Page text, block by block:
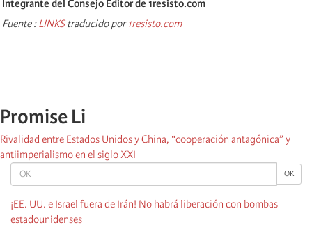
OK OK
¡EE. UU. e Israel fuera de Irán! No habrá liberación con bombas
estadounidenses
Integrante del Consejo Editor de 1resisto.com
Fuente :LINKStraducido por1resisto.com
Promise Li
Rivalidad entre Estados Unidos y China, “cooperación antagónica” y
antiimperialismo en el siglo XXI